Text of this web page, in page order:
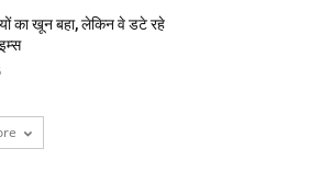
का खून बहा, लेकिन वे डटे रहे